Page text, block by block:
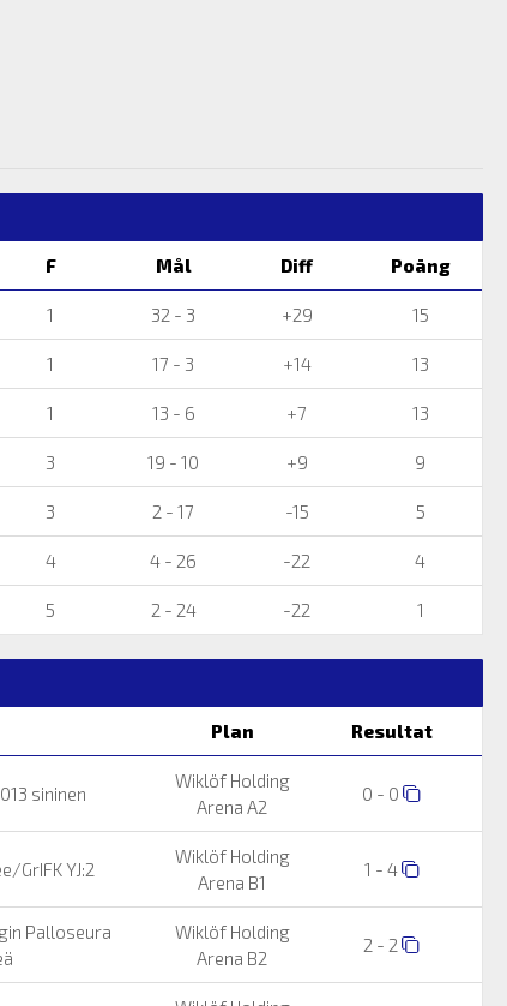
F Mål Diff Poäng
1 32 - 3 +29 15
1 17 - 3 +14 13
1 13 - 6 +7 13
3 19 - 10 +9 9
3 2 - 17 -15 5
4 4 - 26 -22 4
5 2 - 24 -22 1
Plan Resultat
sininen
Wiklöf Holding
Arena A2
0 - 0
GrIFK YJ:2
Wiklöf Holding
Arena B1
1 - 4
Palloseura
Wiklöf Holding
Arena B2
2 - 2